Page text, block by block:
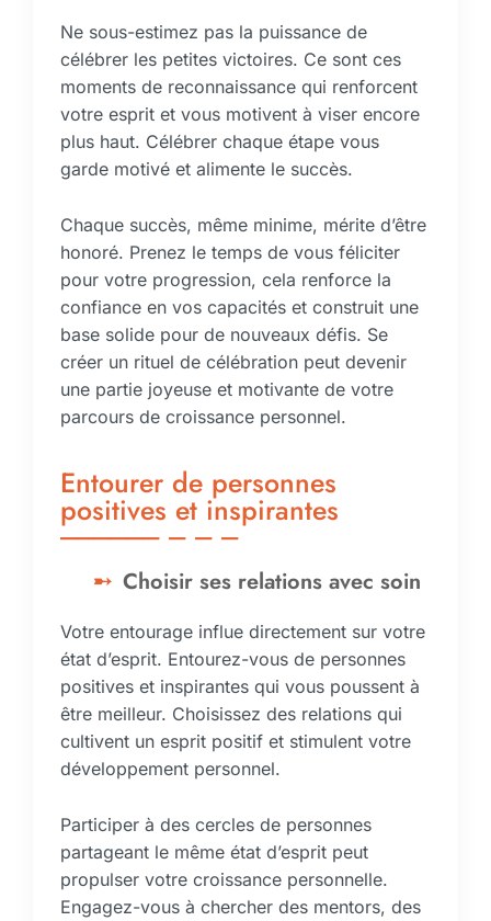
Ne sous-estimez pas la puissance de
célébrer les petites victoires. Ce sont ces
moments de reconnaissance qui renforcent
votre esprit et vous motivent à viser encore
plus haut. Célébrer chaque étape vous
garde motivé et alimente le succès.
Chaque succès, même minime, mérite d’être
honoré. Prenez le temps de vous féliciter
pour votre progression, cela renforce la
confiance en vos capacités et construit une
base solide pour de nouveaux défis. Se
créer un rituel de célébration peut devenir
une partie joyeuse et motivante de votre
parcours de croissance personnel.
Entourer de personnes
positives et inspirantes
Choisir ses relations avec soin
Votre entourage influe directement sur votre
état d’esprit. Entourez-vous de personnes
positives et inspirantes qui vous poussent à
être meilleur. Choisissez des relations qui
cultivent un esprit positif et stimulent votre
développement personnel.
Participer à des cercles de personnes
partageant le même état d’esprit peut
propulser votre croissance personnelle.
Engagez-vous à chercher des mentors, des